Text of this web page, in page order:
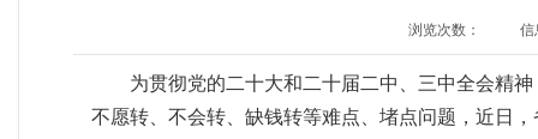
浏览次数： 信
为贯彻党的二十大和二十届二中、三中全会精
不愿转、不会转、缺钱转等难点、堵点问题，近日